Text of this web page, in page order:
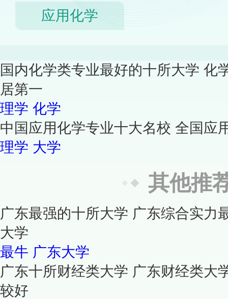
应用化学
国内化学类专业最好的十所大学 化
居第一
理学 化学
中国应用化学专业十大名校 全国应
理学 大学
其他推
广东最强的十所大学 广东综合实力
大学
最牛 广东大学
广东十所财经类大学 广东财经类大
较好